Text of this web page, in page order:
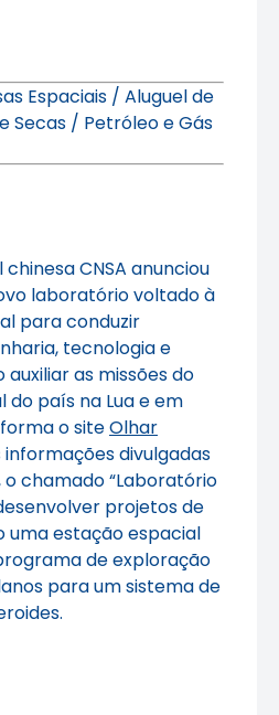
Espaciais / Aluguel de
Secas / Petróleo e Gás
CNSA anunciou
laboratório voltado à
para conduzir
tecnologia e
as missões do
país na Lua e em
o siteOlhar
informações divulgadas
chamado “Laboratório
projetos de
uma estação espacial
de exploração
para um sistema de